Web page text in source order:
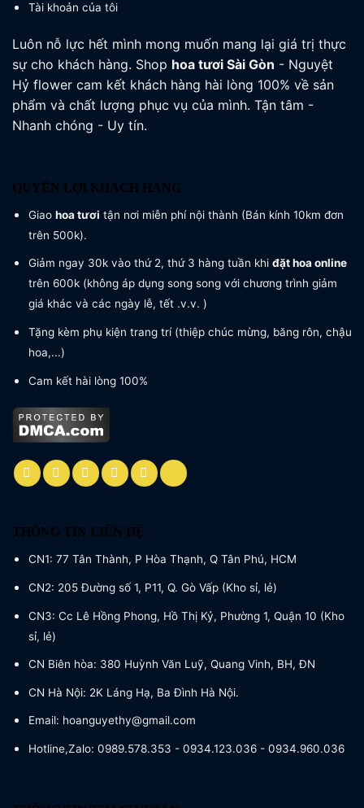
Tài khoản của tôi
Luôn nỗ lực hết mình mong muốn mang lại giá trị thực
sự cho khách hàng. Shop hoa tươi Sài Gòn - Nguyệt
Hỷ flower cam kết khách hàng hài lòng 100% về sản
phẩm và chất lượng phục vụ của mình. Tận tâm -
Nhanh chóng - Uy tín.
QUYỀN LỢI KHÁCH HÀNG
Giao hoa tươi tận nơi miễn phí nội thành (Bán kính 10km đơn
trên 500k).
Giảm ngay 30k vào thứ 2, thứ 3 hàng tuần khi đặt hoa online
trên 600k (không áp dụng song song với chương trình giảm
giá khác và các ngày lễ, tết .v.v. )
Tặng kèm phụ kiện trang trí (thiệp chúc mừng, băng rôn, chậu
hoa,...)
Cam kết hài lòng 100%
THÔNG TIN LIÊN HỆ
CN1: 77 Tân Thành, P Hòa Thạnh, Q Tân Phú, HCM
CN2: 205 Đường số 1, P11, Q. Gò Vấp (Kho sỉ, lẻ)
CN3: Cc Lê Hồng Phong, Hồ Thị Kỷ, Phường 1, Quận 10 (Kho
sỉ, lẻ)
CN Biên hòa: 380 Huỳnh Văn Luỹ, Quang Vinh, BH, ĐN
CN Hà Nội: 2K Láng Hạ, Ba Đình Hà Nội.
Email: hoanguyethy@gmail.com
Hotline,Zalo: 0989.578.353 - 0934.123.036 - 0934.960.036